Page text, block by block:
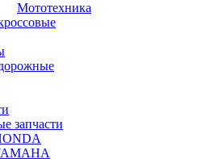
Мототехника
запчасти